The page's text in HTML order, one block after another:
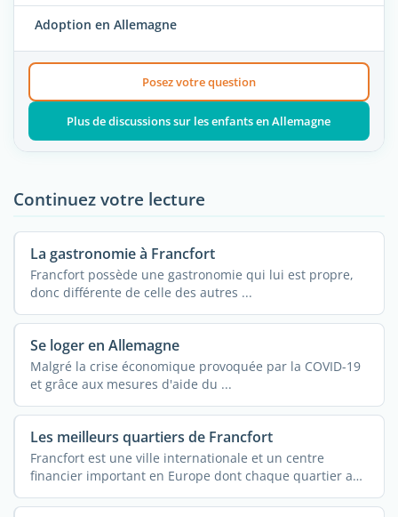
Adoption en Allemagne
Posez votre question
Plus de discussions sur les enfants en Allemagne
Continuez votre lecture
La gastronomie à Francfort
Francfort possède une gastronomie qui lui est propre,
donc différente de celle des autres ...
Se loger en Allemagne
Malgré la crise économique provoquée par la COVID-19
et grâce aux mesures d'aide du ...
Les meilleurs quartiers de Francfort
Francfort est une ville internationale et un centre
financier important en Europe dont chaque quartier a
une ...